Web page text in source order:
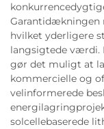
Garantidækningen
hvilket yderligere
langsigtede værdi.
gør det muligt at
kommercielle og
velinformerede
solcellebaserede